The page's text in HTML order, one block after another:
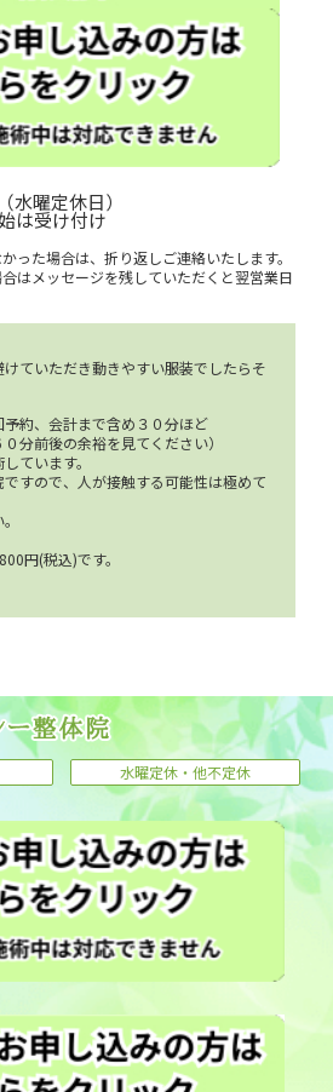
水曜定休日）
は受け付け
った場合は、折り返しご連絡いたします。
はメッセージを残していただくと翌営業日
ていただき動きやすい服装でしたらそ
約、会計まで含め３０分ほど
分前後の余裕を見てください）
ています。
すので、人が接触する可能性は極めて
円(税込)です。
水曜定休・他不定休